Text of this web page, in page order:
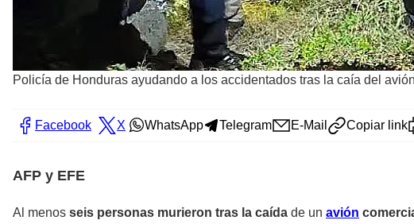
Policía de Honduras ayudando a los accidentados tras la caía del
Facebook X WhatsApp Telegram E-Mail Copiar link
AFP y EFE
Al menos seis personas murieron tras la caída de un avión